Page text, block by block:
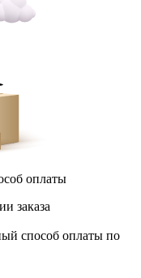
оплаты
заказа
способ оплаты по